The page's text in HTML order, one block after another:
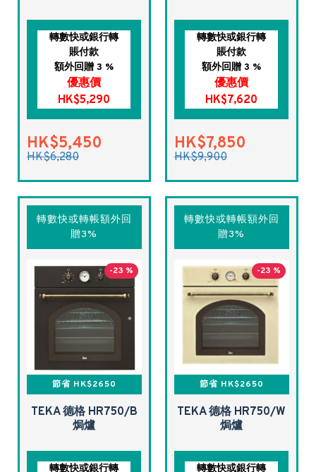
轉數快或銀行轉
賬付款
額外回贈 3 %
優惠價
HK$5,290
HK$5,450
HK$6,280
轉數快或銀行轉
賬付款
額外回贈 3 %
優惠價
HK$7,620
HK$7,850
HK$9,900
轉數快或轉帳額外回
贈3%
-23 %
節省 HK$2650
TEKA 德格 HR750/B
焗爐
轉數快或銀行轉
轉數快或轉帳額外回
贈3%
-23 %
節省 HK$2650
TEKA 德格 HR750/W
焗爐
轉數快或銀行轉